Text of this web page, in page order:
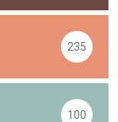
235
100